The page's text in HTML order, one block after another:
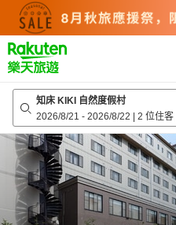
top
page
知床 KIKI 自然度假村
2026/8/21 - 2026/8/22 | 2 位住客